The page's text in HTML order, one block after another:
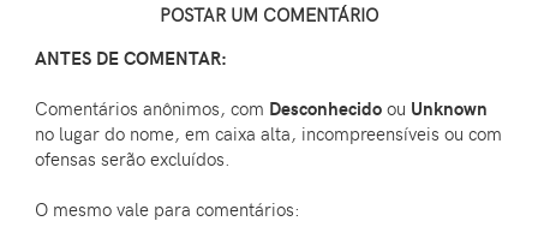
POSTAR UM COMENTÁRIO
ANTES DE COMENTAR:
Comentários anônimos, com Desconhecido ou Unknown
no lugar do nome, em caixa alta, incompreensíveis ou com
ofensas serão excluídos.
O mesmo vale para comentários: